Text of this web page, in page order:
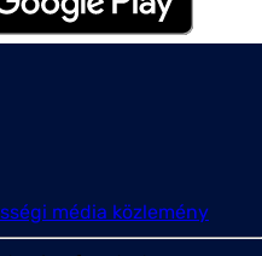
média közlemény